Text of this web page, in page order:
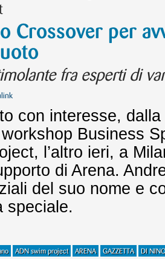
Crossover per
fra esperti di
con interesse,
Business
l’altro ieri, a
di Arena.
del suo nome e
speciale.
ADN swim project ARENA GAZZETTA DI